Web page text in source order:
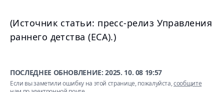
(Источник статьи: пресс-релиз Управления
раннего детства (ECA).)
ПОСЛЕДНЕЕ ОБНОВЛЕНИЕ:2025. 10. 08 19:57
Если вы заметили ошибку на этой странице, пожалуйста,сообщите